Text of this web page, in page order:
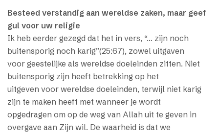
Besteed verstandig aan wereldse zaken, maar geef
gul voor uw religie
Ik heb eerder gezegd dat het in vers, “… zijn noch
buitensporig noch karig”(25:67), zowel uitgaven
voor geestelijke als wereldse doeleinden zitten. Niet
buitensporig zijn heeft betrekking op het
uitgeven voor wereldse doeleinden, terwijl niet karig
zijn te maken heeft met wanneer je wordt
opgedragen om op de weg van Allah uit te geven in
overgave aan Zijn wil. De waarheid is dat we